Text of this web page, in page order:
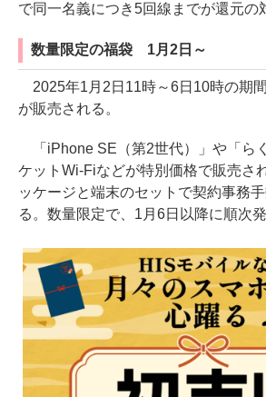
で同一名義につき5回線までが還元の
数量限定の福袋 1月2日～
2025年1月2日11時～6日10時の期間
が販売される。
「iPhone SE（第2世代）」や「ら
ケットWi-Fiなどが特別価格で販売さ
ッケージと端末のセットで契約事務
る。数量限定で、1月6日以降に順次発